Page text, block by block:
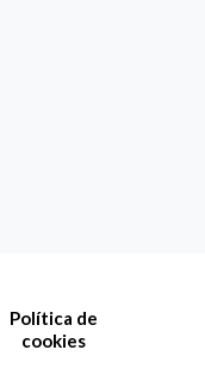
Política de
cookies